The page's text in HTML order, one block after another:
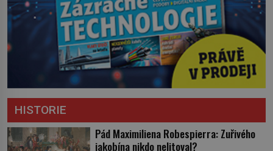
HISTORIE
Pád Maximiliena Robespierra: Zuřivého
jakobína nikdo nelitoval?